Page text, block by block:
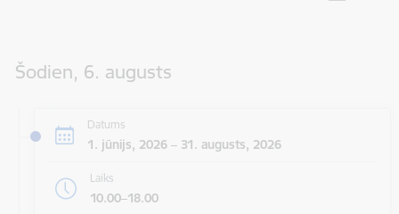
Šodien, 6. augusts
Datums
1. jūnijs, 2026 – 31. augusts, 2026
Laiks
10.00–18.00